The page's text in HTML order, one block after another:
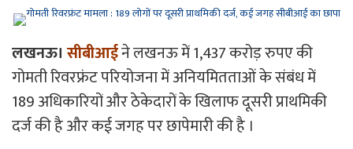
लखनऊ। सीबीआईने लखनऊ में 1,437 करोड़ रुपए की
गोमती रिवरफ्रंट परियोजना में अनियमितताओं के संबंध में
189 अधिकारियों और ठेकेदारों के खिलाफ दूसरी प्राथमिकी
दर्ज की है और कई जगह पर छापेमारी की है ।